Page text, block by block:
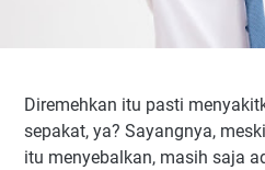
Diremehkan itu pasti
sepakat, ya? Sayangnya,
itu menyebalkan, masih saja